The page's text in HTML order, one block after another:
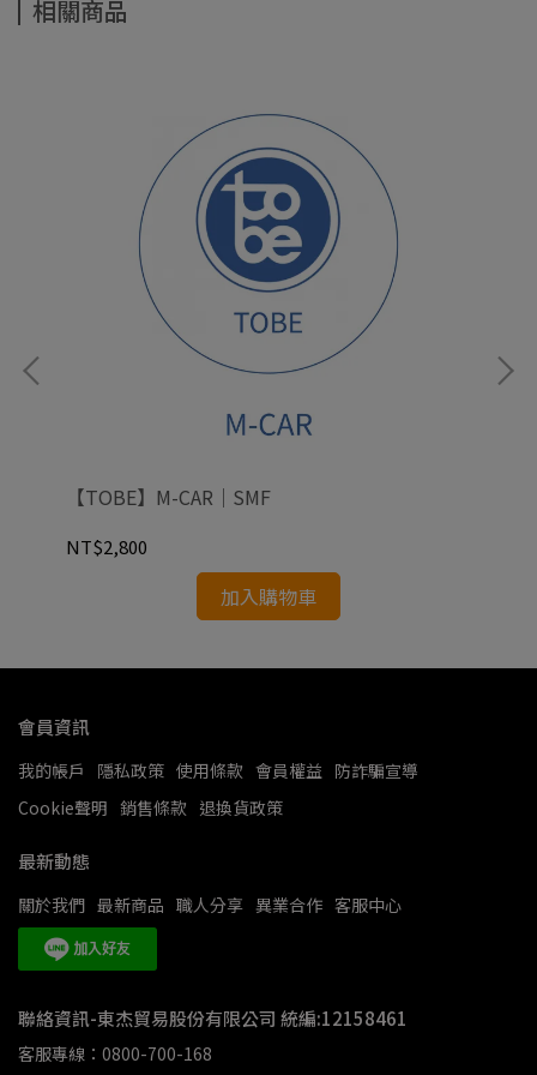
相關商品
【TOBE】M-CAR｜SMF
NT$2,800
加入購物車
會員資訊
我的帳戶 隱私政策 使用條款 會員權益 防詐騙宣導
Cookie聲明 銷售條款 退換貨政策
最新動態
關於我們 最新商品 職人分享 異業合作 客服中心
聯絡資訊-東杰貿易股份有限公司 統編:12158461
客服專線：0800-700-168